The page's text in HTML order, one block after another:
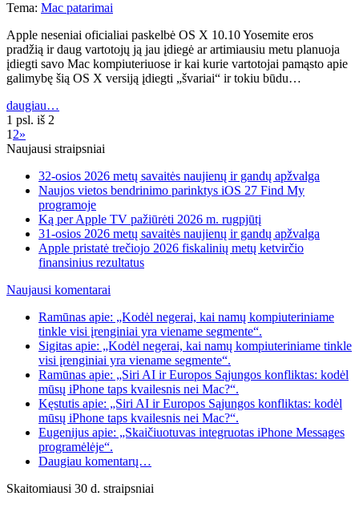
Tema: Mac patarimai
Apple neseniai oficialiai paskelbė OS X 10.10 Yosemite eros
pradžią ir daug vartotojų ją jau įdiegė ar artimiausiu metu planuoja
įdiegti savo Mac kompiuteriuose ir kai kurie vartotojai pamąsto apie
galimybę šią OS X versiją įdiegti „švariai“ ir tokiu būdu…
daugiau…
1 psl. iš 2
1 2»
Naujausi straipsniai
32-osios 2026 metų savaitės naujienų ir gandų apžvalga
Naujos vietos bendrinimo parinktys iOS 27 Find My
programoje
Ką per Apple TV pažiūrėti 2026 m. rugpjūtį
31-osios 2026 metų savaitės naujienų ir gandų apžvalga
Apple pristatė trečiojo 2026 fiskalinių metų ketvirčio
finansinius rezultatus
Naujausi komentarai
Ramūnas apie: „Kodėl negerai, kai namų kompiuteriniame
tinkle visi įrenginiai yra viename segmente“.
Sigitas apie: „Kodėl negerai, kai namų kompiuteriniame tinkle
visi įrenginiai yra viename segmente“.
Ramūnas apie: „Siri AI ir Europos Sąjungos konfliktas: kodėl
mūsų iPhone taps kvailesnis nei Mac?“.
Kęstutis apie: „Siri AI ir Europos Sąjungos konfliktas: kodėl
mūsų iPhone taps kvailesnis nei Mac?“.
Eugenijus apie: „Skaičiuotuvas integruotas iPhone Messages
programėlėje“.
Daugiau komentarų…
Skaitomiausi 30 d. straipsniai